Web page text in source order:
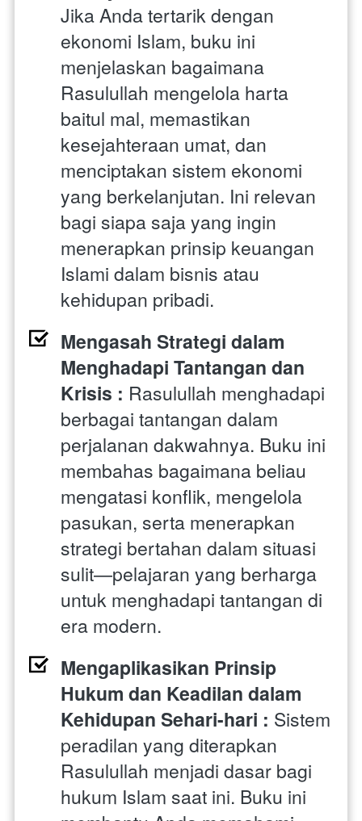
Jika Anda tertarik dengan
ekonomi Islam, buku ini
menjelaskan bagaimana
Rasulullah mengelola harta
baitul mal, memastikan
kesejahteraan umat, dan
menciptakan sistem ekonomi
yang berkelanjutan. Ini relevan
bagi siapa saja yang ingin
menerapkan prinsip keuangan
Islami dalam bisnis atau
kehidupan pribadi.
Mengasah Strategi dalam
Menghadapi Tantangan dan
Krisis : Rasulullah menghadapi
berbagai tantangan dalam
perjalanan dakwahnya. Buku ini
membahas bagaimana beliau
mengatasi konflik, mengelola
pasukan, serta menerapkan
strategi bertahan dalam situasi
sulit—pelajaran yang berharga
untuk menghadapi tantangan di
era modern.
Mengaplikasikan Prinsip
Hukum dan Keadilan dalam
Kehidupan Sehari-hari : Sistem
peradilan yang diterapkan
Rasulullah menjadi dasar bagi
hukum Islam saat ini. Buku ini